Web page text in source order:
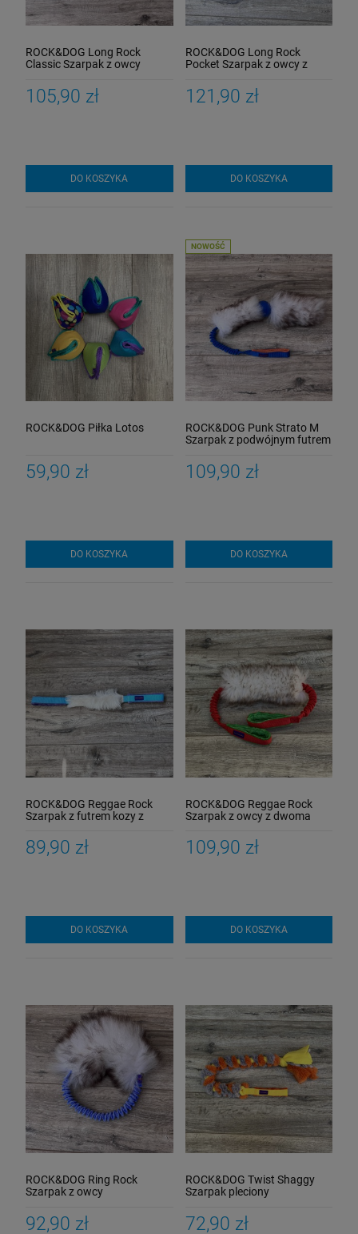
ROCK&DOG Long Rock
Classic Szarpak z owcy
105,90 zł
DO KOSZYKA
ROCK&DOG Long Rock
Pocket Szarpak z owcy z
121,90 zł
DO KOSZYKA
ROCK&DOG Piłka Lotos
59,90 zł
DO KOSZYKA
ROCK&DOG Punk Strato M
Szarpak z podwójnym futrem
109,90 zł
DO KOSZYKA
NOWOŚĆ
ROCK&DOG Reggae Rock
Szarpak z futrem kozy z
amortyzatora
89,90 zł
DO KOSZYKA
ROCK&DOG Reggae Rock
Szarpak z owcy z dwoma
109,90 zł
DO KOSZYKA
ROCK&DOG Ring Rock
Szarpak z owcy
92,90 zł
ROCK&DOG Twist Shaggy
Szarpak pleciony
72,90 zł